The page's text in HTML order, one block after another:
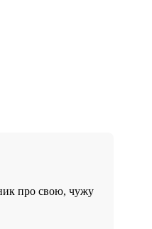
про свою, чужу